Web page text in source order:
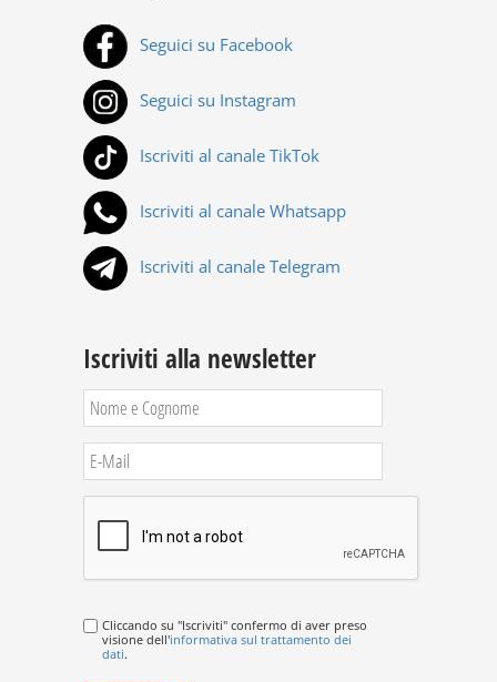
Seguici su Facebook
Seguici su Instagram
Iscriviti al canale TikTok
Iscriviti al canale Whatsapp
Iscriviti al canale Telegram
Iscriviti alla newsletter
Cliccando su "Iscriviti" confermo di aver preso
visione dell'informativa sul trattamento dei
dati.